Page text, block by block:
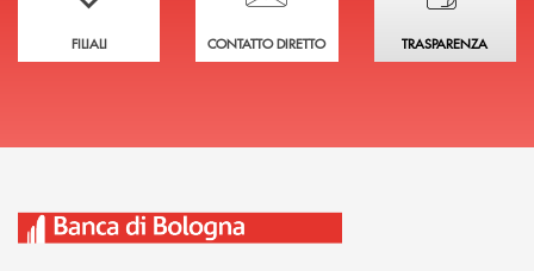
FILIALI CONTATTO DIRETTO TRASPARENZA